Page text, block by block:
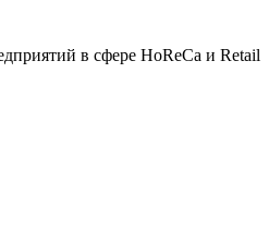
в сфере HoReCa и Retail